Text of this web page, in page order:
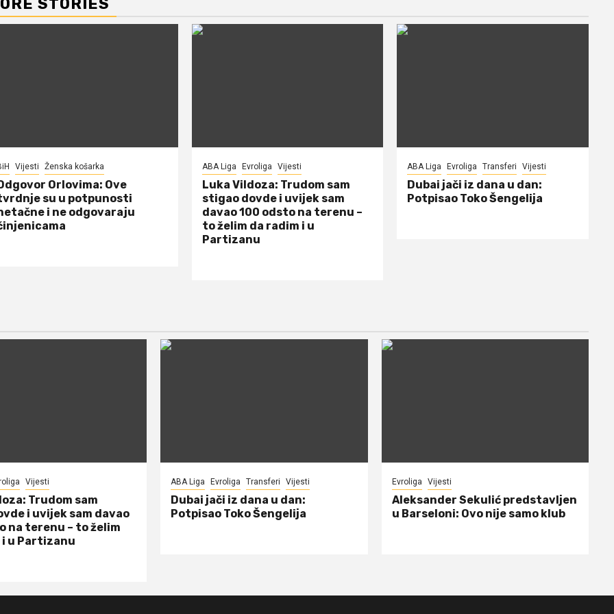
Vijesti Ženska košarka
Orlovima: ​Ove
su u potpunosti
i ne odgovaraju
ABA Liga Evroliga Vijesti
Luka Vildoza: Trudom sam
stigao dovde i uvijek sam
davao 100 odsto na terenu –
to želim da radim i u
Partizanu
ABA Liga Evroliga Transferi Vijesti
Dubai jači iz dana u dan:
Potpisao Toko Šengelija
Vijesti
Trudom sam
i uvijek sam davao
na terenu – to želim
u Partizanu
ABA Liga Evroliga Transferi Vijesti
Dubai jači iz dana u dan:
Potpisao Toko Šengelija
Evroliga Vijesti
Aleksander Sekulić predstavljen
u Barseloni: Ovo nije samo klub